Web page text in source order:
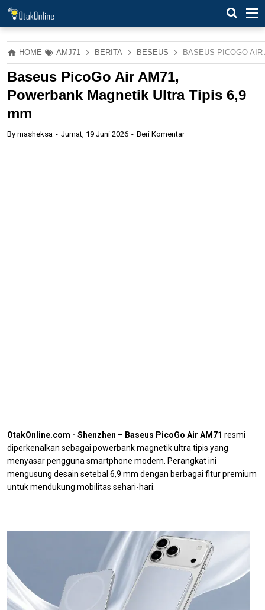
HOME AMJ71 BERITA BESEUS BASEUS PICOGO
Baseus PicoGo Air AM71,
Powerbank Magnetik Ultra Tipis 6,9
mm
By masheksa Jumat, 19 Juni 2026 Beri Komentar
OtakOnline.com - Shenzhen – Baseus PicoGo Air AM71 resmi
diperkenalkan sebagai powerbank magnetik ultra tipis yang
menyasar pengguna smartphone modern. Perangkat ini
mengusung desain setebal 6,9 mm dengan berbagai fitur premium
untuk mendukung mobilitas sehari-hari.